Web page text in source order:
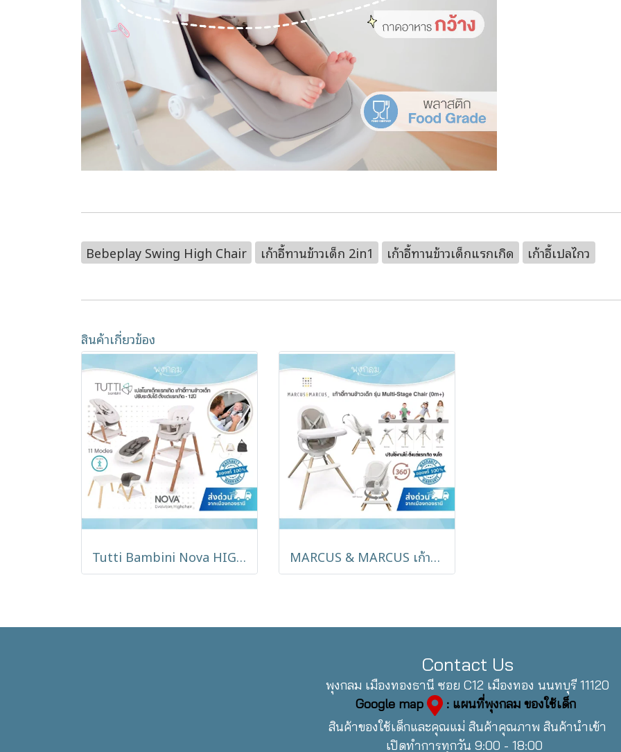
Bebeplay Swing High Chair เก้าอี้ทานข้าวเด็ก 2in1 เก้าอี้ทานข้าวเด็กแรกเกิด เก้าอี้เปลไกว
สินค้าเกี่ยวข้อง
Tutti Bambini Nova HIGHCHAIR & ROCKER เก้าอี้เด็กโยกได้นำเข้าจากอังกฤษ MARCUS & MARCUS เก้าอี้ทานข้าวเด็ก 360° Multi-Stage Chair ปรับเอนได้ ตั้งแต่แรกเกิดถึง 36 เดือน
Contact Us
พุงกลม เมืองทองธานี ซอย C12 เมืองทอง นนทบุรี 11120
Google map
: แผนที่พุงกลม ของใช้เด็ก
สินค้าของใช้เด็กและคุณแม่ สินค้าคุณภาพ สินค้านำเข้า
เปิดทำการทุกวัน 9:00 - 18:00